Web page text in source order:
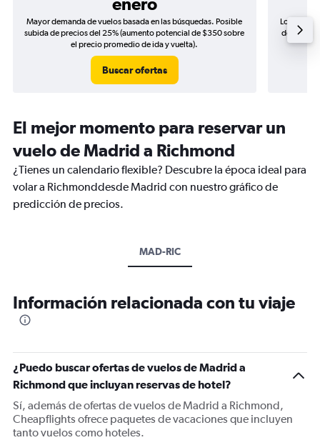
Mayor demanda de vuelos basada en las búsquedas. Posible
subida de precios del 25% (aumento potencial de $350 sobre
el precio promedio de ida y vuelta).
Buscar ofertas
Los
de
El mejor momento para reservar un
vuelo de Madrid a Richmond
¿Tienes un calendario flexible? Descubre la época ideal para
volar a Richmonddesde Madrid con nuestro gráfico de
predicción de precios.
MAD-RIC
Información relacionada con tu viaje
¿Puedo buscar ofertas de vuelos de Madrid a
Richmond que incluyan reservas de hotel?
Sí, además de ofertas de vuelos de Madrid a Richmond,
Cheapflights ofrece paquetes de vacaciones que incluyen
tanto vuelos como hoteles.